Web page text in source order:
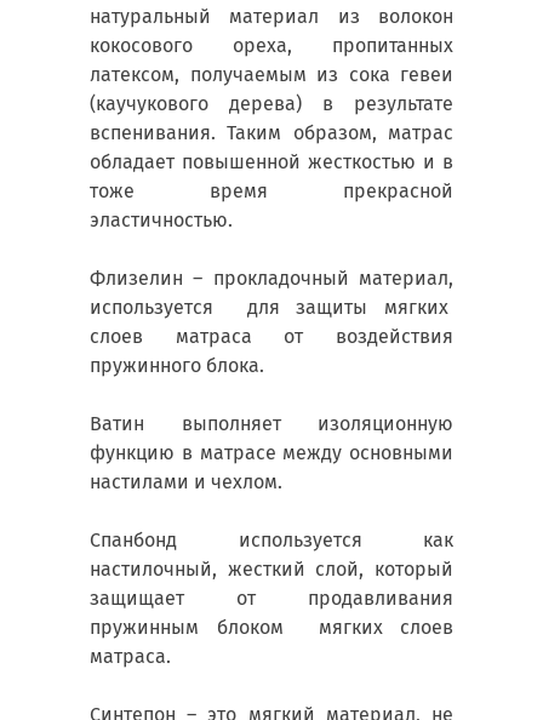
натуральный материал из волокон
кокосового ореха, пропитанных
латексом, получаемым из сока гевеи
(каучукового дерева) в результате
вспенивания. Таким образом, матрас
обладает повышенной жесткостью и в
тоже время прекрасной
эластичностью.
Флизелин – прокладочный материал,
используется для защиты мягких
слоев матраса от воздействия
пружинного блока.
Ватин выполняет изоляционную
функцию в матрасе между основными
настилами и чехлом.
Спанбонд используется как
настилочный, жесткий слой, который
защищает от продавливания
пружинным блоком мягких слоев
матраса.
Синтепон – это мягкий материал, не